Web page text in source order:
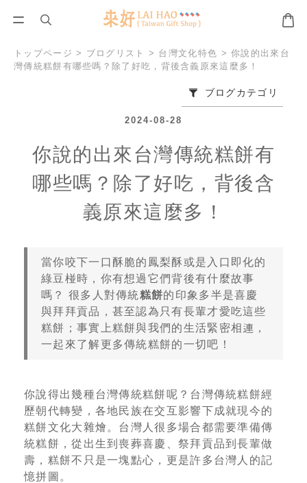
トップページ > ブログリスト > 台灣文化特色 >你說的出來台
灣傳統糕餅有哪些嗎？除了好吃，背後含義原來這麼多！
ブログカテゴリ
2024-08-28
你說的出來台灣傳統糕餅有
哪些嗎？除了好吃，背後含
義原來這麼多！
當你咬下一口酥脆的鳳梨酥或是入口即化的
綠豆椪時，你有想過它們背後有什麼故事
嗎？ 很多人對傳統糕餅的印象多半是喜慶
與拜拜貢品，甚至認為只有長輩才愛吃這些
糕餅；事實上糕餅與我們的生活緊密相連，
一起來了解更多傳統糕餅的一切吧！
你說得出幾種台灣傳統糕餅呢？台灣傳統糕餅經
歷朝代轉變，各地民族在交互影響下成就現今的
糕餅文化大雜燴。台灣人很多場合都需要準備傳
統糕餅，從出生到喪葬喜慶、祭拜貢品到長輩做
壽，糕餅不只是一塊點心，更是許多台灣人的記
憶拼圖。